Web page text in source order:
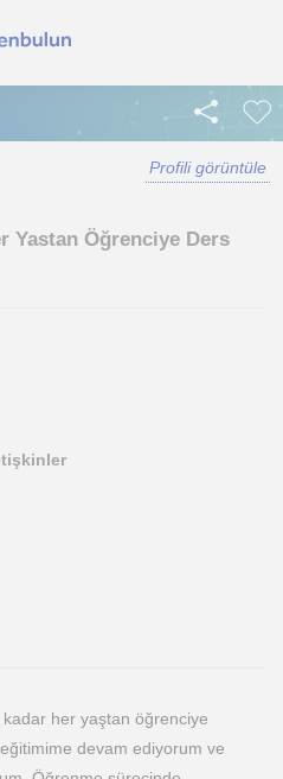
Profili görüntüle
Yastan Öğrenciye Ders
kadar her yaştan öğrenciye
devam ediyorum ve